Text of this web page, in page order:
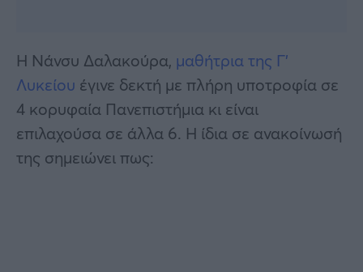
Η Νάνσυ Δαλακούρα, μαθήτρια της Γ’
Λυκείου έγινε δεκτή με πλήρη υποτροφία σε
4 κορυφαία Πανεπιστήμια κι είναι
επιλαχούσα σε άλλα 6. Η ίδια σε ανακοίνωσή
της σημειώνει πως: